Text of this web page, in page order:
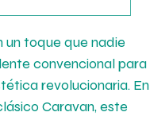
un toque que nadie
convencional para
revolucionaria. En
Caravan, este